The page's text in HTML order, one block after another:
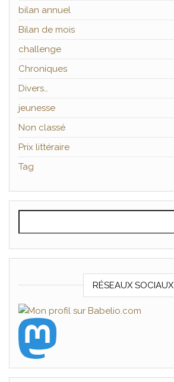
bilan annuel
Bilan de mois
challenge
Chroniques
Divers…
jeunesse
Non classé
Prix littéraire
Tag
RÉSEAUX SOCIAUX